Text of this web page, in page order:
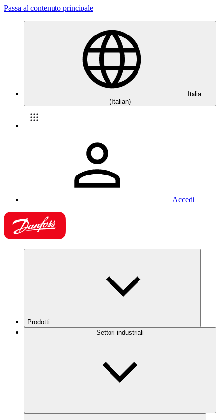
Passa al contenuto principale
Italia
(Italian)
Accedi
Prodotti
Settori industriali